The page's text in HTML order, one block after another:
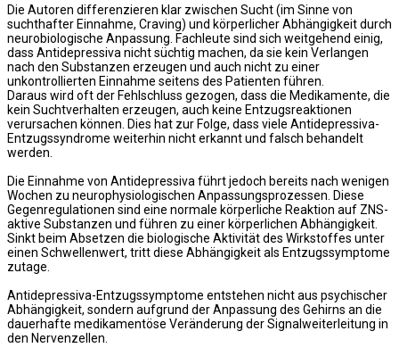
Die Autoren differenzieren klar zwischen Sucht (im Sinne von
suchthafter Einnahme, Craving) und körperlicher Abhängigkeit durch
neurobiologische Anpassung. Fachleute sind sich weitgehend einig,
dass Antidepressiva nicht süchtig machen, da sie kein Verlangen
nach den Substanzen erzeugen und auch nicht zu einer
unkontrollierten Einnahme seitens des Patienten führen.
Daraus wird oft der Fehlschluss gezogen, dass die Medikamente, die
kein Suchtverhalten erzeugen, auch keine Entzugsreaktionen
verursachen können. Dies hat zur Folge, dass viele Antidepressiva-
Entzugssyndrome weiterhin nicht erkannt und falsch behandelt
werden.
Die Einnahme von Antidepressiva führt jedoch bereits nach wenigen
Wochen zu neurophysiologischen Anpassungsprozessen. Diese
Gegenregulationen sind eine normale körperliche Reaktion auf ZNS-
aktive Substanzen und führen zu einer körperlichen Abhängigkeit.
Sinkt beim Absetzen die biologische Aktivität des Wirkstoffes unter
einen Schwellenwert, tritt diese Abhängigkeit als Entzugssymptome
zutage.
Antidepressiva-Entzugssymptome entstehen nicht aus psychischer
Abhängigkeit, sondern aufgrund der Anpassung des Gehirns an die
dauerhafte medikamentöse Veränderung der Signalweiterleitung in
den Nervenzellen.